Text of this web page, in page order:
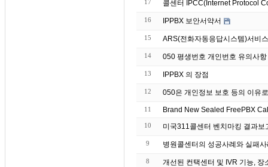
17 콜센터 IPCC(Internet Protocol
16 IPPBX 보안서약서
15 ARS(전화자동응답시스템)서비
14 050 평생번호 개인번호 유의사항
13 IPPBX 의 장점
12 050은 개인정보 보호 등의 이유
11
10 미국311콜센터 벤치마킹 결과보
9 병원콜센터의 성공사례와 실패
8 개선된 컨택센터 및 IVR 기능, 장